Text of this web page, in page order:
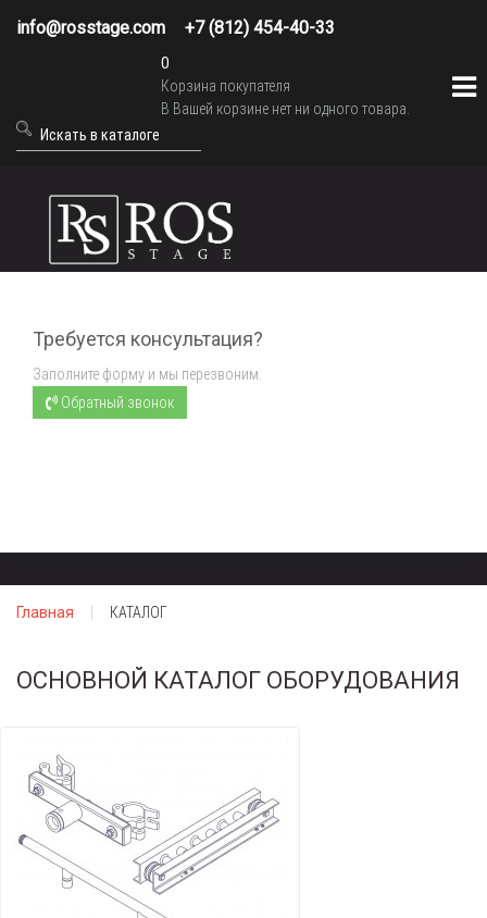
info@rosstage.com +7 (812) 454-40-33
0
Корзина покупателя
В Вашей корзине нет ни одного товара.
Требуется консультация?
Заполните форму и мы перезвоним.
Обратный звонок
Главная КАТАЛОГ
ОСНОВНОЙ КАТАЛОГ ОБОРУДОВАНИЯ